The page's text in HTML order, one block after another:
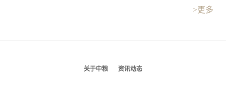
>更多
关于中粮 资讯动态